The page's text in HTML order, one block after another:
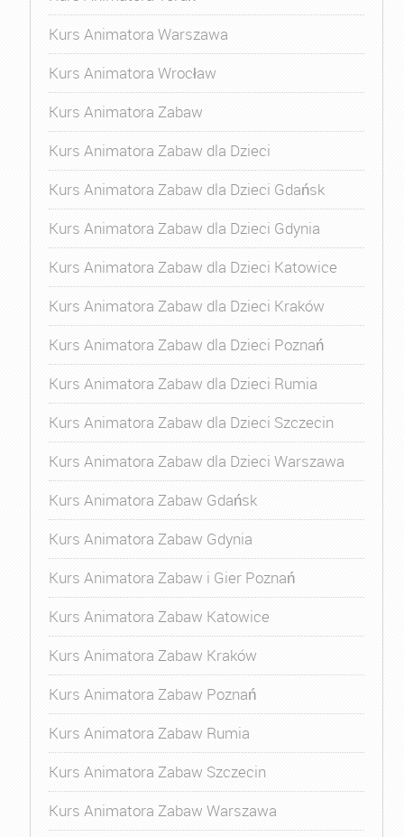
Kurs Animatora Warszawa
Kurs Animatora Wrocław
Kurs Animatora Zabaw
Kurs Animatora Zabaw dla Dzieci
Kurs Animatora Zabaw dla Dzieci Gdańsk
Kurs Animatora Zabaw dla Dzieci Gdynia
Kurs Animatora Zabaw dla Dzieci Katowice
Kurs Animatora Zabaw dla Dzieci Kraków
Kurs Animatora Zabaw dla Dzieci Poznań
Kurs Animatora Zabaw dla Dzieci Rumia
Kurs Animatora Zabaw dla Dzieci Szczecin
Kurs Animatora Zabaw dla Dzieci Warszawa
Kurs Animatora Zabaw Gdańsk
Kurs Animatora Zabaw Gdynia
Kurs Animatora Zabaw i Gier Poznań
Kurs Animatora Zabaw Katowice
Kurs Animatora Zabaw Kraków
Kurs Animatora Zabaw Poznań
Kurs Animatora Zabaw Rumia
Kurs Animatora Zabaw Szczecin
Kurs Animatora Zabaw Warszawa